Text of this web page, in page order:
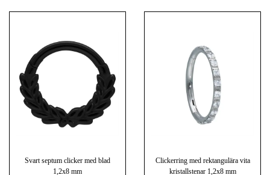
Svart septum clicker med blad
1,2x8 mm
Clickerring med rektangulära vita
kristallstenar 1,2x8 mm